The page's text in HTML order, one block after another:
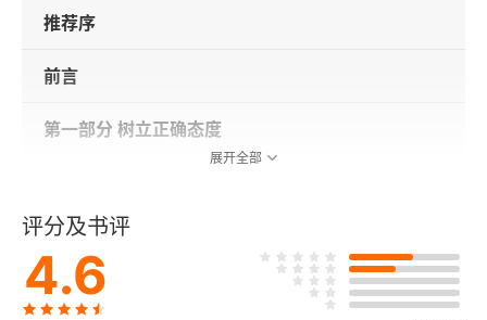
推荐序
前言
第一部分 树立正确态度
使用杠杆率衡量工作成效
提高杠杆率的三种方式
展开全部
评分及书评
4.6